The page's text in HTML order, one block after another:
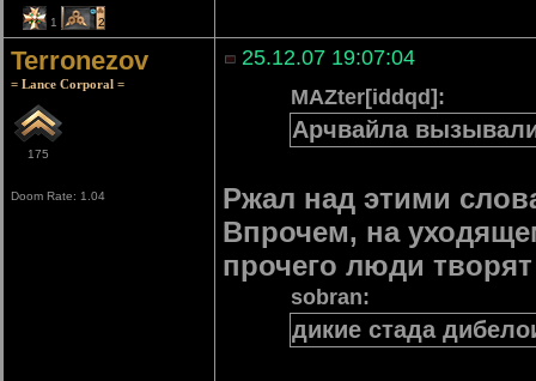
1 2
Terronezov
= Lance Corporal =
175
Doom Rate: 1.04
25.12.07 19:07:04
MAZter[iddqd]:
Арчвайла
Ржал над этими
Впрочем, на
прочего люди
sobran:
дикие стада